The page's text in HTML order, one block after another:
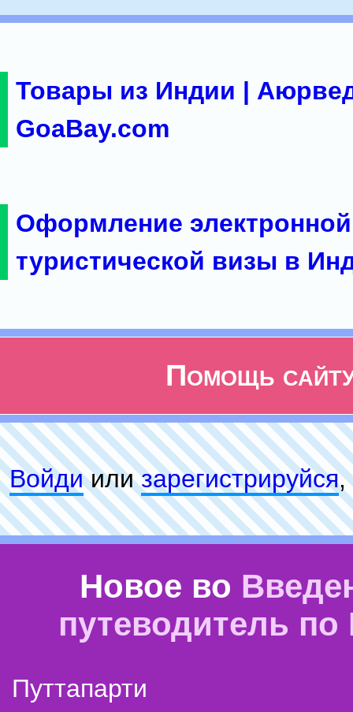
Товары из Индии |
GoaBay.com
Оформление электронной
туристической визы в
Помощь
Войдиилизарeгиcтpируйся,
Новое во
путеводитель
Путтапарти